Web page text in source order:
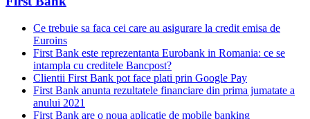
Ce trebuie sa faca cei care au asigurare la credit emisa de
Euroins
First Bank este reprezentanta Eurobank in Romania: ce se
intampla cu creditele Bancpost?
Clientii First Bank pot face plati prin Google Pay
First Bank anunta rezultatele financiare din prima jumatate a
anului 2021
First Bank are o noua aplicatie de mobile banking